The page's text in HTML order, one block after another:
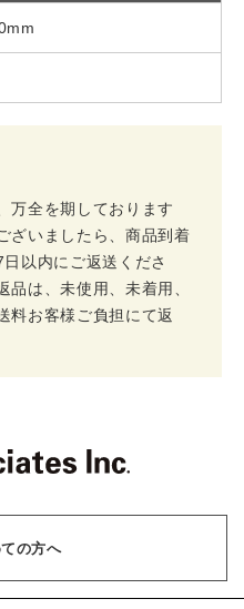
万全を期しております
ざいましたら、商品到着
以内にご返送くださ
品は、未使用、未着用、
料お客様ご負担にて返
の方へ